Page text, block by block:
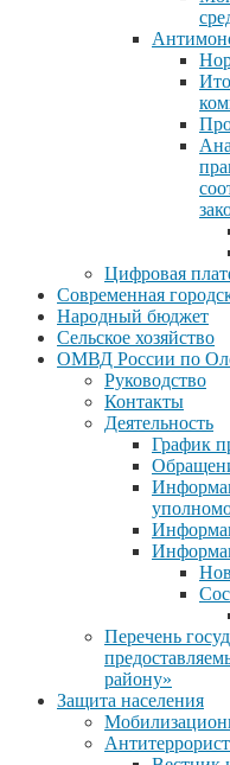
Цифровая
Современная
Народный бюджет
Сельское хозяйство
ОМВД России по
Руководство
Контакты
Деятельность
График
Перечень
району»
Защита населения